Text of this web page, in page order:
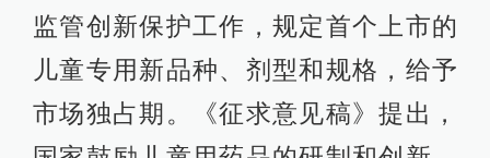
监管创新保护工作，规定首个上市的
儿童专用新品种、剂型和规格，给予
市场独占期。《征求意见稿》提出，